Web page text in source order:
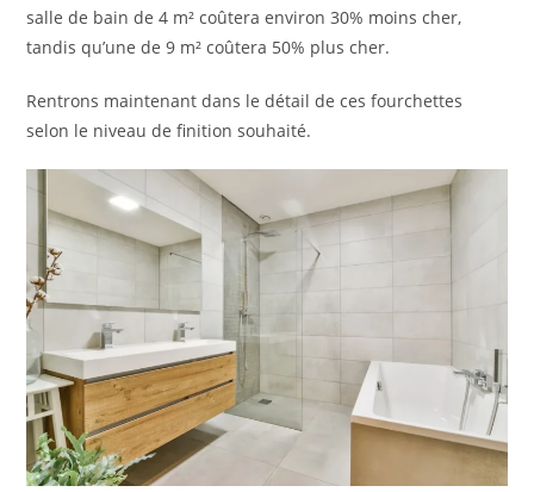
salle de bain de 4 m² coûtera environ 30% moins cher,
tandis qu’une de 9 m² coûtera 50% plus cher.
Rentrons maintenant dans le détail de ces fourchettes
selon le niveau de finition souhaité.